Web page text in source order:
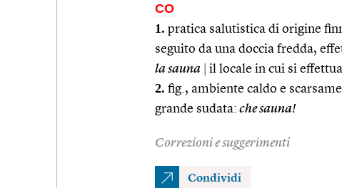
CO
1. pratica salutistica di origine
seguito da una doccia fredda,
la sauna
il locale in cui si
2. fig., ambiente caldo e
grande sudata: che sauna!
Correzioni e suggerimenti
Condividi